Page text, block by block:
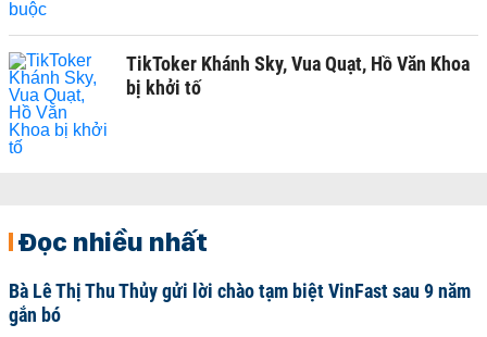
TikToker Khánh Sky, Vua Quạt, Hồ Văn Khoa
bị khởi tố
Đọc nhiều nhất
Bà Lê Thị Thu Thủy gửi lời chào tạm biệt VinFast sau 9 năm
gắn bó